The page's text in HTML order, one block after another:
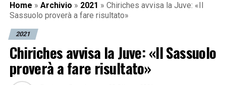
Home » Archivio » 2021 » Chiriches avvisa la Juve: «Il
Sassuolo proverà a fare risultato»
2021
Chiriches avvisa la Juve: «Il Sassuolo
proverà a fare risultato»